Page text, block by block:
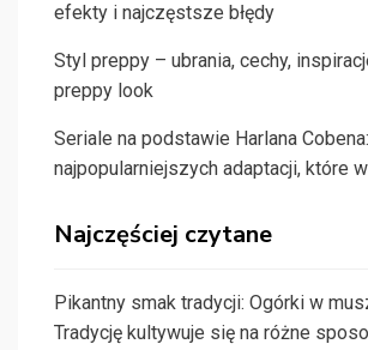
efekty i najczęstsze błędy
Styl preppy – ubrania, cechy,
preppy look
Seriale na podstawie Harlana
najpopularniejszych adaptacji, które
Najczęściej czytane
Pikantny smak tradycji: Ogórki w
Tradycję kultywuje się na różne